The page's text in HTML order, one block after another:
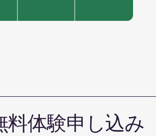
体験申し込み